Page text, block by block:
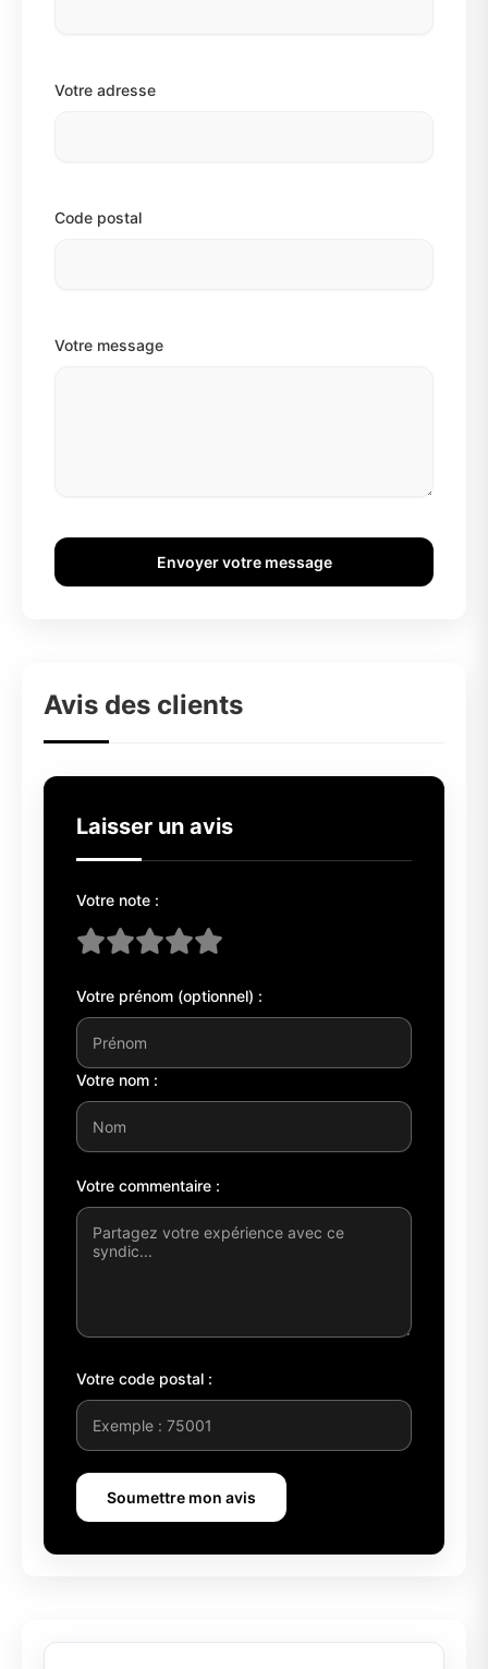
Votre adresse
Code postal
Votre message
Envoyer votre message
Avis des clients
Laisser un avis
Votre note :
Votre prénom (optionnel) :
Votre nom :
Votre commentaire :
Votre code postal :
Soumettre mon avis